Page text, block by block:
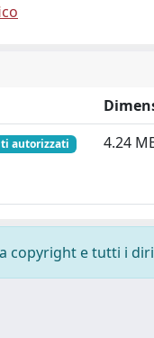
autorizzati 4.24
copyright e tutti i